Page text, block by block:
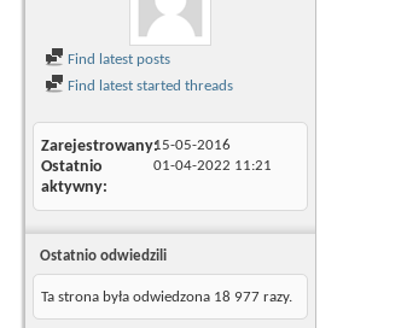
Find latest posts
Find latest started threads
Zarejestrowany15-05-2016
Ostatnio
aktywny
01-04-2022 11:21
Ostatnio odwiedzili
Ta strona była odwiedzona 18 977 razy.